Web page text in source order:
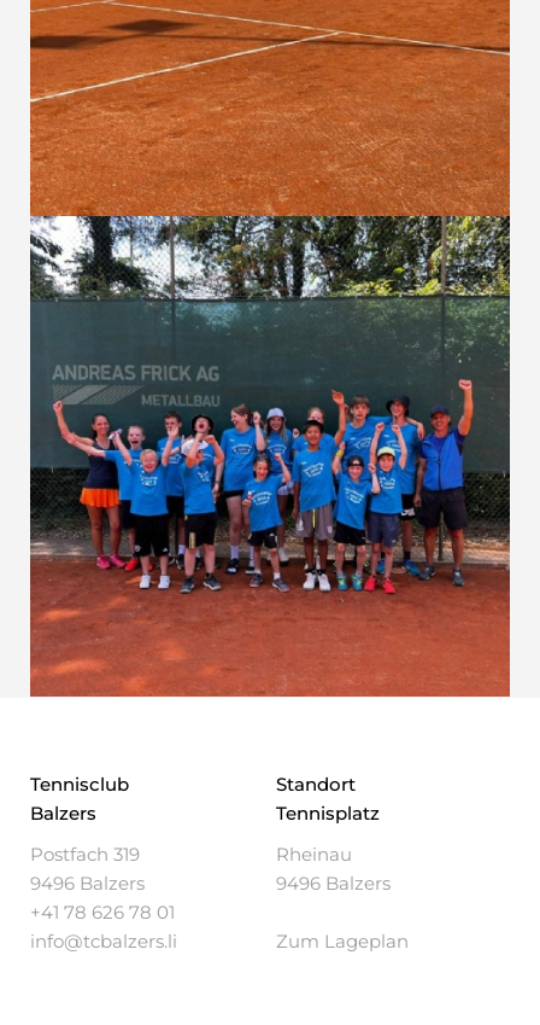
Tennisclub
Balzers
Postfach 319
9496 Balzers
+41 78 626 78 01
info@tcbalzers.li
Standort
Tennisplatz
Rheinau
9496 Balzers
Zum Lageplan